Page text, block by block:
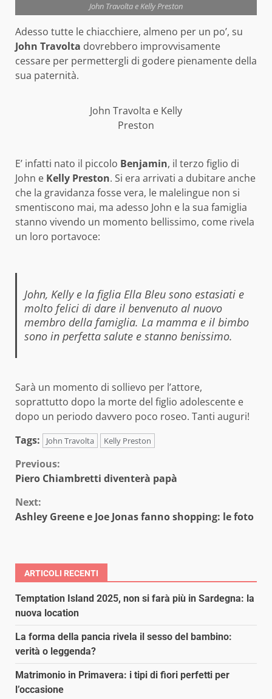
John Travolta e Kelly Preston
Adesso tutte le chiacchiere, almeno per un po’, su
John Travolta dovrebbero improvvisamente
cessare per permettergli di godere pienamente della
sua paternità.
John Travolta e Kelly
Preston
E’ infatti nato il piccolo Benjamin, il terzo figlio di
John e Kelly Preston. Si era arrivati a dubitare anche
che la gravidanza fosse vera, le malelingue non si
smentiscono mai, ma adesso John e la sua famiglia
stanno vivendo un momento bellissimo, come rivela
un loro portavoce:
John, Kelly e la figlia Ella Bleu sono estasiati e
molto felici di dare il benvenuto al nuovo
membro della famiglia. La mamma e il bimbo
sono in perfetta salute e stanno benissimo.
Sarà un momento di sollievo per l’attore,
soprattutto dopo la morte del figlio adolescente e
dopo un periodo davvero poco roseo. Tanti auguri!
Tags:
John Travolta Kelly Preston
Continue
Previous:
Piero Chiambretti diventerà papà
Next:
Ashley Greene e Joe Jonas fanno shopping: le foto
ARTICOLI RECENTI
Temptation Island 2025, non si farà più in Sardegna: la
nuova location
La forma della pancia rivela il sesso del bambino:
verità o leggenda?
Matrimonio in Primavera: i tipi di fiori perfetti per
l’occasione